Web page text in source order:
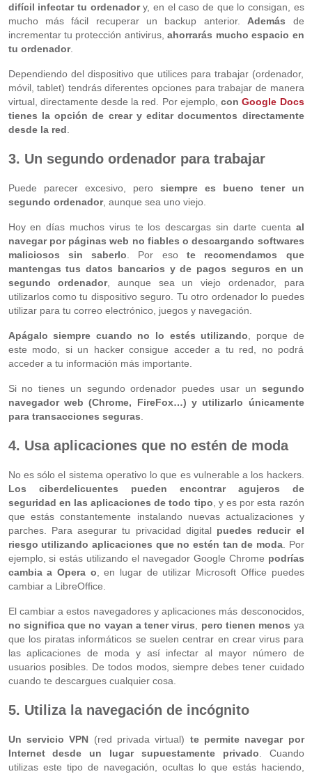
difícil infectar tu ordenadory, en el caso de que lo consigan, es
mucho más fácil recuperar un backup anterior.Además de
incrementar tu protección antivirus,ahorrarás mucho espacio en
tu ordenador.
Dependiendo del dispositivo que utilices para trabajar (ordenador,
móvil, tablet) tendrás diferentes opciones para trabajar de manera
virtual, directamente desde la red. Por ejemplo,conGoogle Docs
tienes la opción de crear y editar documentos directamente
desde la red.
3. Un segundo ordenador para trabajar
Puede parecer excesivo, pero siempre es bueno tener un
segundo ordenador, aunque sea uno viejo.
Hoy en días muchos virus te los descargas sin darte cuenta al
navegar por páginas web no fiables o descargando softwares
maliciosos sin saberlo. Por eso te recomendamos que
mantengas tus datos bancarios y de pagos seguros en un
segundo ordenador, aunque sea un viejo ordenador, para
utilizarlos como tu dispositivo seguro. Tu otro ordenador lo puedes
utilizar para tu correo electrónico, juegos y navegación.
Apágalo siempre cuando no lo estés utilizando, porque de
este modo, si un hacker consigue acceder a tu red, no podrá
acceder a tu información más importante.
Si no tienes un segundo ordenador puedes usar un segundo
navegador web (Chrome, FireFox…) y utilizarlo únicamente
para transacciones seguras.
4. Usa aplicaciones que no estén de moda
No es sólo el sistema operativo lo que es vulnerable a los hackers.
Los ciberdelicuentes pueden encontrar agujeros de
seguridad en las aplicaciones de todo tipo, y es por esta razón
que estás constantemente instalando nuevas actualizaciones y
parches. Para asegurar tu privacidad digital puedes reducir el
riesgo utilizando aplicaciones que no estén tan de moda. Por
ejemplo, si estás utilizando el navegador Google Chrome podrías
cambia a Opera o, en lugar de utilizar Microsoft Office puedes
cambiar a LibreOffice.
El cambiar a estos navegadores y aplicaciones más desconocidos,
no significa que no vayan a tener virus, pero tienen menos ya
que los piratas informáticos se suelen centrar en crear virus para
las aplicaciones de moda y así infectar al mayor número de
usuarios posibles. De todos modos, siempre debes tener cuidado
cuando te descargues cualquier cosa.
5. Utiliza la navegación de incógnito
Un servicio VPN (red privada virtual) te permite navegar por
Internet desde un lugar supuestamente privado. Cuando
utilizas este tipo de navegación, ocultas lo que estás haciendo,